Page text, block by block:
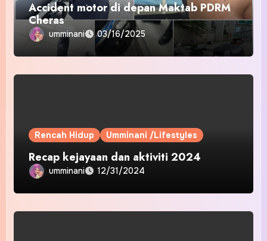
Accident motor di depan Maktab PDRM
Cheras
umminani 03/16/2025
Rencah Hidup Umminani /Lifestyles
Recap kejayaan dan aktiviti 2024
umminani 12/31/2024